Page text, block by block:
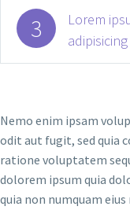
3
Lorem
Nemo enim ipsam
odit aut fugit, sed quia
ratione voluptatem
dolorem ipsum quia
quia non numquam